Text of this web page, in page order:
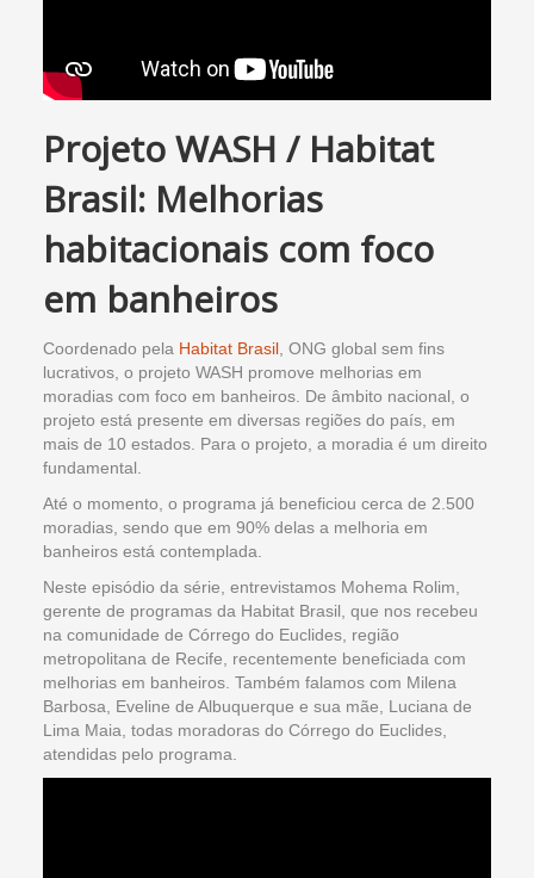
Projeto WASH / Habitat
Brasil: Melhorias
habitacionais com foco
em banheiros
Coordenado pela Habitat Brasil , ONG global sem fins
lucrativos, o projeto WASH promove melhorias em
moradias com foco em banheiros. De âmbito nacional, o
projeto está presente em diversas regiões do país, em
mais de 10 estados. Para o projeto, a moradia é um direito
fundamental.
Até o momento, o programa já beneficiou cerca de 2.500
moradias, sendo que em 90% delas a melhoria em
banheiros está contemplada.
Neste episódio da série, entrevistamos Mohema Rolim,
gerente de programas da Habitat Brasil, que nos recebeu
na comunidade de Córrego do Euclides, região
metropolitana de Recife, recentemente beneficiada com
melhorias em banheiros. Também falamos com Milena
Barbosa, Eveline de Albuquerque e sua mãe, Luciana de
Lima Maia, todas moradoras do Córrego do Euclides,
atendidas pelo programa.